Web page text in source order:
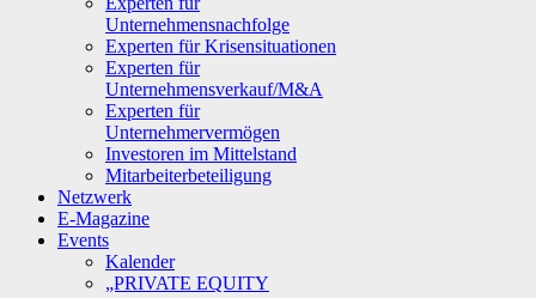
Unternehmensnachfolge
Experten für Krisensituationen
Experten für
Unternehmensverkauf/M&A
Experten für
Unternehmervermögen
Investoren im Mittelstand
Mitarbeiterbeteiligung
Netzwerk
E-Magazine
Events
Kalender
„PRIVATE EQUITY